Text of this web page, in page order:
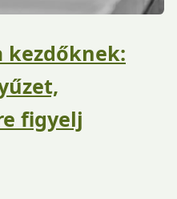
kezdőknek:
figyelj